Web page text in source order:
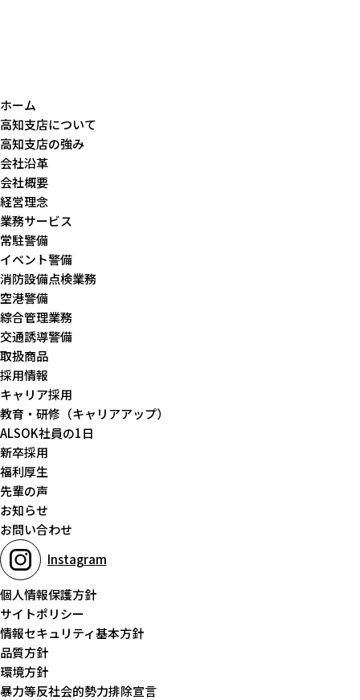
ホーム
高知支店について
高知支店の強み
会社沿革
会社概要
経営理念
業務サービス
常駐警備
イベント警備
消防設備点検業務
空港警備
綜合管理業務
交通誘導警備
取扱商品
採用情報
キャリア採用
教育・研修（キャリアアップ）
ALSOK社員の1日
新卒採用
福利厚生
先輩の声
お知らせ
お問い合わせ
Instagram
個人情報保護方針
サイトポリシー
情報セキュリティ基本方針
品質方針
環境方針
暴力等反社会的勢力排除宣言